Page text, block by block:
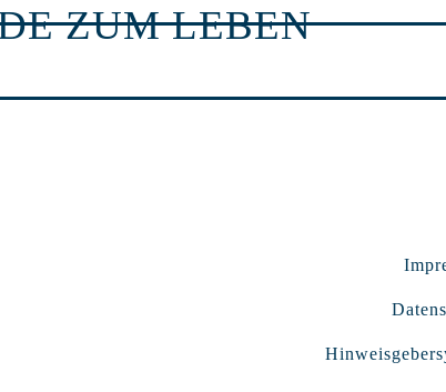
ZUM LEBEN